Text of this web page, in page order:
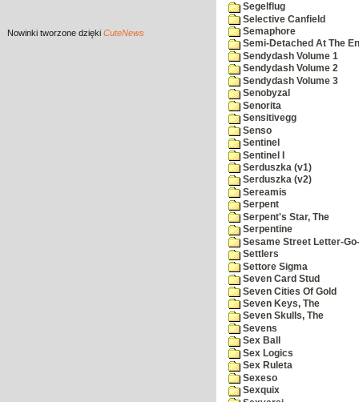
Nowinki tworzone dzięki CuteNews
Segelflug
Selective Canfield
Semaphore
Semi-Detached At The
Sendydash Volume 1
Sendydash Volume 2
Sendydash Volume 3
Senobyzal
Senorita
Sensitivegg
Senso
Sentinel
Sentinel I
Serduszka (v1)
Serduszka (v2)
Sereamis
Serpent
Serpent's Star, The
Serpentine
Sesame Street Letter-
Settlers
Settore Sigma
Seven Card Stud
Seven Cities Of Gold
Seven Keys, The
Seven Skulls, The
Sevens
Sex Ball
Sex Logics
Sex Ruleta
Sexeso
Sexquix